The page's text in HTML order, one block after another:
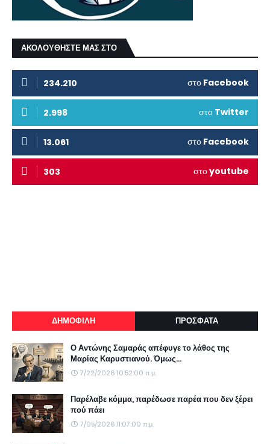
ΑΚΟΛΟΥΘΗΣΤΕ ΜΑΣ ΣΤΟ
234.210 στο Facebook
2.998 στο Twitter
13.061 στο Facebook
303 στοyoutube
ΔΗΜΟΦΙΛΗ ΠΡΟΣΦΑΤΑ
Ο Αντώνης Σαμαράς απέφυγε το λάθος της
Μαρίας Καρυστιανού. Όμως...
7/22/2026 10:52:00 π.μ.
Παρέλαβε κόμμα, παρέδωσε παρέα που δεν ξέρει
πού πάει
7/05/2026 11:07:00 π.μ.